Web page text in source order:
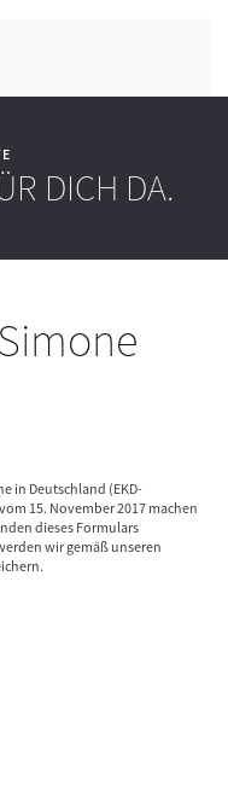
DICH DA.
in Deutschland (EKD-
15. November 2017 machen
dieses Formulars
wir gemäß unseren